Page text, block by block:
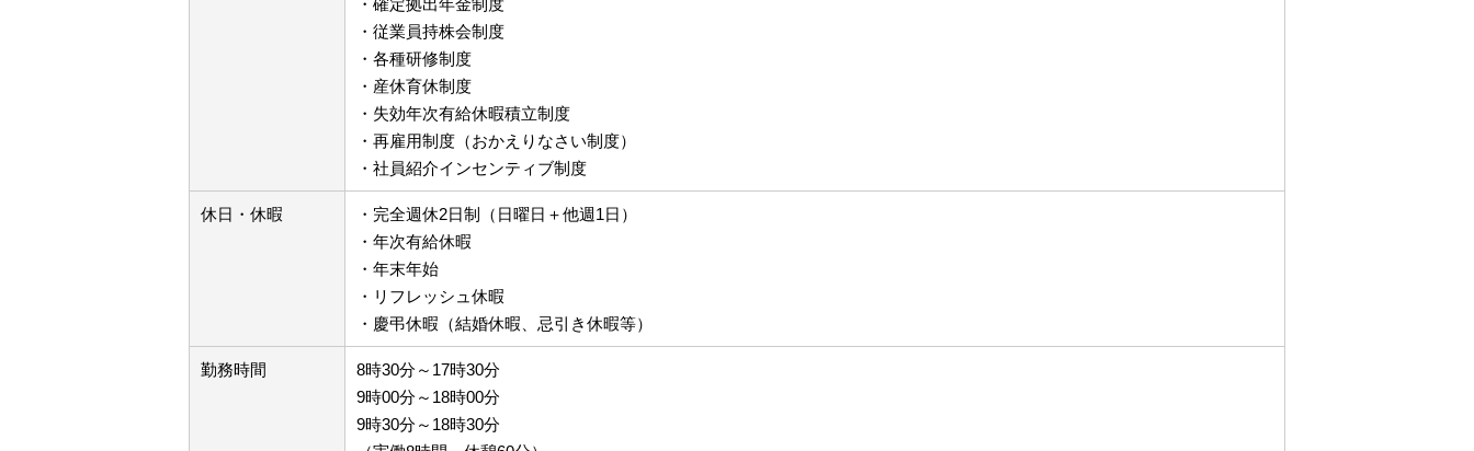
・確定拠出年金制度
・従業員持株会制度
・各種研修制度
・産休育休制度
・失効年次有給休暇積立制度
・再雇用制度（おかえりなさい制度）
・社員紹介インセンティブ制度
休日・休暇
・完全週休2日制（日曜日＋他週1日）
・年次有給休暇
・年末年始
・リフレッシュ休暇
・慶弔休暇（結婚休暇、忌引き休暇等）
勤務時間
8時30分～17時30分
9時00分～18時00分
9時30分～18時30分